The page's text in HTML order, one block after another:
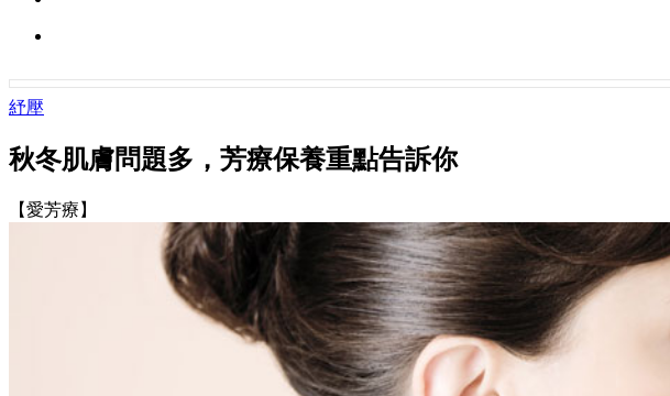
紓壓
秋冬肌膚問題多，芳療保養重點告訴你
【愛芳療】